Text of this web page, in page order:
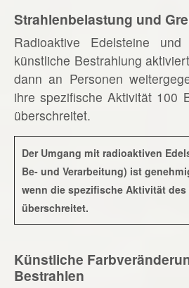
Strahlenbelastung und
Radioaktive Edelsteine
künstliche Bestrahlung
dann an Personen
ihre spezifische Aktivität 100
überschreitet.
Der Umgang mit radioaktiven
Be- und Verarbeitung) ist
wenn die spezifische Aktivität des
überschreitet.
Künstliche
Bestrahlen